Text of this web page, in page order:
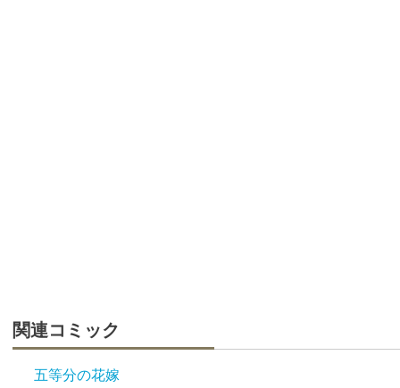
関連コミック
五等分の花嫁